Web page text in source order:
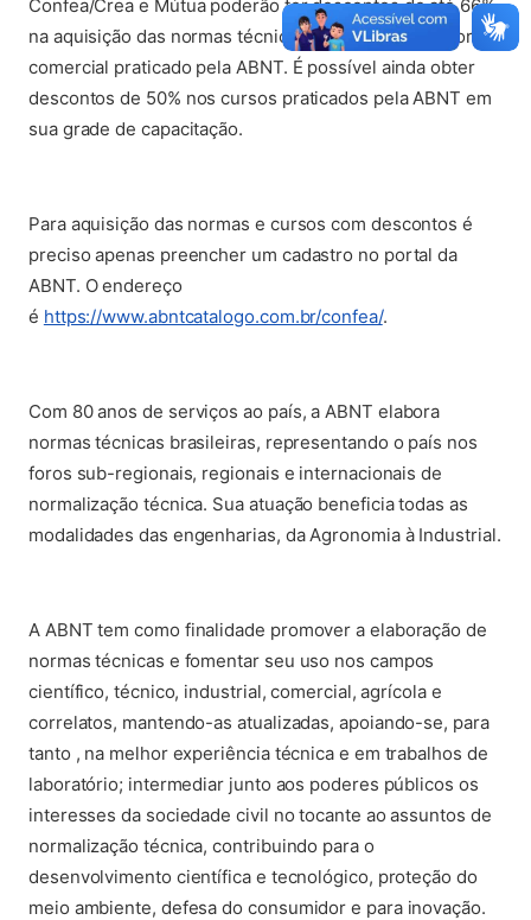
Confea/Crea e Mútua poderão ter descontos de até 66%
na aquisição das normas técnicas em relação ao valor
comercial praticado pela ABNT. É possível ainda obter
descontos de 50% nos cursos praticados pela ABNT em
sua grade de capacitação.
Para aquisição das normas e cursos com descontos é
preciso apenas preencher um cadastro no portal da
ABNT. O endereço
é https://www.abntcatalogo.com.br/confea/(abre em nova
.
Com 80 anos de serviços ao país, a ABNT elabora
normas técnicas brasileiras, representando o país nos
foros sub-regionais, regionais e internacionais de
normalização técnica. Sua atuação beneficia todas as
modalidades das engenharias, da Agronomia à Industrial.
A ABNT tem como finalidade promover a elaboração de
normas técnicas e fomentar seu uso nos campos
científico, técnico, industrial, comercial, agrícola e
correlatos, mantendo-as atualizadas, apoiando-se, para
tanto , na melhor experiência técnica e em trabalhos de
laboratório; intermediar junto aos poderes públicos os
interesses da sociedade civil no tocante ao assuntos de
normalização técnica, contribuindo para o
desenvolvimento científica e tecnológico, proteção do
meio ambiente, defesa do consumidor e para inovação.